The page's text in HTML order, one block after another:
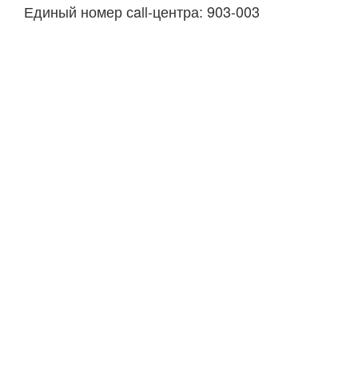
Единый номер сall-центра: 903-003